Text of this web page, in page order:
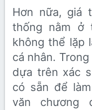
Hơn nữa, giá
thống nằm ở
không thể lặp
cá nhân.
dựa trên xác
có sẵn để
văn chương